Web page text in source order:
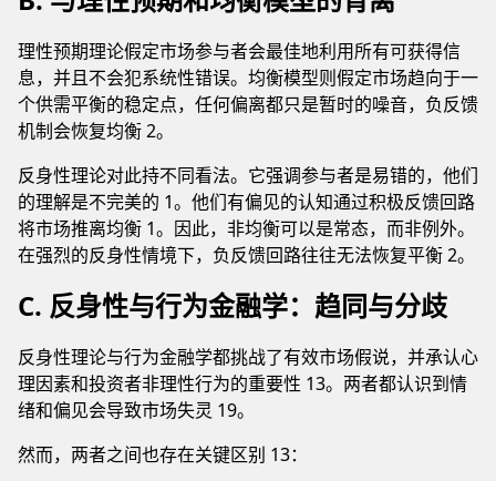
理性预期理论假定市场参与者会最佳地利用所有可获得信
息，并且不会犯系统性错误。均衡模型则假定市场趋向于一
个供需平衡的稳定点，任何偏离都只是暂时的噪音，负反馈
机制会恢复均衡 2。
反身性理论对此持不同看法。它强调参与者是易错的，他们
的理解是不完美的 1。他们有偏见的认知通过积极反馈回路
将市场推离均衡 1。因此，非均衡可以是常态，而非例外。
在强烈的反身性情境下，负反馈回路往往无法恢复平衡 2。
C. 反身性与行为金融学：趋同与分歧
反身性理论与行为金融学都挑战了有效市场假说，并承认心
理因素和投资者非理性行为的重要性 13。两者都认识到情
绪和偏见会导致市场失灵 19。
然而，两者之间也存在关键区别 13：